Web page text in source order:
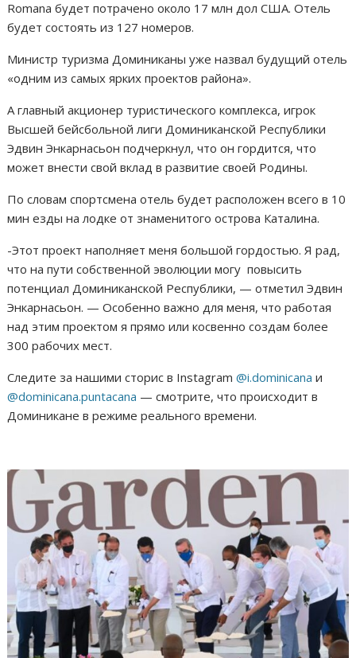
Romana будет потрачено около 17 млн дол США. Отель
будет состоять из 127 номеров.
Министр туризма Доминиканы уже назвал будущий отель
«одним из самых ярких проектов района».
А главный акционер туристического комплекса, игрок
Высшей бейсбольной лиги Доминиканской Республики
Эдвин Энкарнасьон подчеркнул, что он гордится, что
может внести свой вклад в развитие своей Родины.
По словам спортсмена отель будет расположен всего в 10
мин езды на лодке от знаменитого острова Каталина.
-Этот проект наполняет меня большой гордостью. Я рад,
что на пути собственной эволюции могу повысить
потенциал Доминиканской Республики, — отметил Эдвин
Энкарнасьон. — Особенно важно для меня, что работая
над этим проектом я прямо или косвенно создам более
300 рабочих мест.
Следите за нашими сторис в Instagram@i.dominicana и
@dominicana.puntacana — смотрите, что происходит в
Доминикане в режиме реального времени.